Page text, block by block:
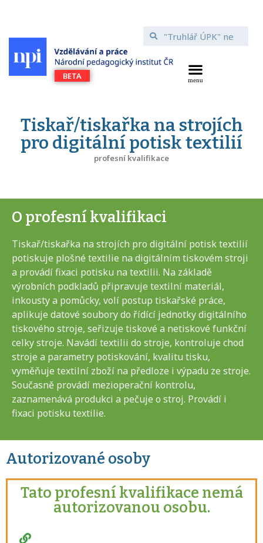
Tiskař/tiskařka na strojích
pro digitální potisk textilií
profesní kvalifikace
O profesní kvalifikaci
Tiskař/tiskařka na strojích pro digitální potisk textilií
potiskuje plošné textilie na digitálním tiskovém stroji
a provádí fixaci potisku na textilii. Na základě
výrobních podkladů připravuje textilní materiál,
inkousty a pomůcky, volí postup tiskařské práce,
aplikuje datové soubory do řídící jednotky digitálního
tiskového stroje, seřizuje tiskové a netiskové funkční
celky stroje. Navádí textilii do stroje, kontroluje chod
stroje a parametry potiskování, kvalitu tisku,
vyměňuje textilní zboží na předloze i výpadu ze stroje.
Současně provádí mezioperační kontrolu,
zaznamenává produkci a pečuje o stroj. Provádí i
fixaci potisku textilie.
Autorizované osoby
Tato profesní kvalifikace nemá
autorizovanou osobu.